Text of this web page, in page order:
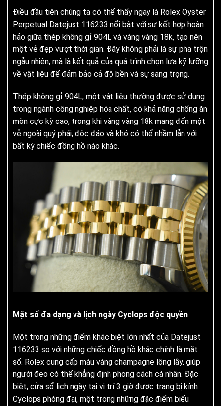
Điều đầu tiên chúng ta có thể thấy ngay là Rolex Oyster
Perpetual Datejust 116233 nổi bật với sự kết hợp hoàn
hảo giữa thép không gỉ 904L và vàng vàng 18k, tạo nên
một vẻ đẹp vượt thời gian. Đây không phải là sự pha trộn
ngẫu nhiên, mà là kết quả của quá trình chọn lựa kỹ lưỡng
về vật liệu để đảm bảo cả độ bền và sự sang trọng.
Thép không gỉ 904L, một vật liệu thường được sử dụng
trong ngành công nghiệp hóa chất, có khả năng chống ăn
mòn cực kỳ cao, trong khi vàng vàng 18k mang đến một
vẻ ngoài quý phái, độc đáo và khó có thể nhầm lẫn với
bất kỳ chiếc đồng hồ nào khác.
Mặt số đa dạng và lịch ngày Cyclops độc quyền
Một trong những điểm khác biệt lớn nhất của Datejust
116233 so với những chiếc đồng hồ khác chính là mặt
số. Rolex cung cấp màu vàng champagne lộng lẫy, giúp
người đeo có thể khẳng định phong cách cá nhân. Đặc
biệt, cửa sổ lịch ngày tại vị trí 3 giờ được trang bị kính
Cyclops phóng đại, một trong những đặc điểm biểu